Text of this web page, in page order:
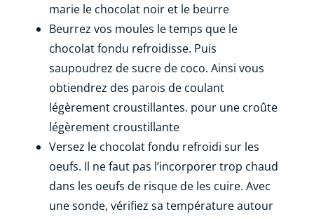
marie le chocolat noir et le beurre
Beurrez vos moules le temps que le
chocolat fondu refroidisse. Puis
saupoudrez de sucre de coco. Ainsi vous
obtiendrez des parois de coulant
légèrement croustillantes. pour une croûte
légèrement croustillante
Versez le chocolat fondu refroidi sur les
oeufs. Il ne faut pas l’incorporer trop chaud
dans les oeufs de risque de les cuire. Avec
une sonde, vérifiez sa température autour